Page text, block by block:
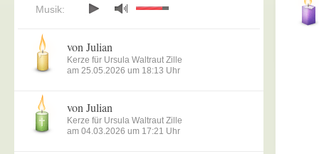
Musik:
von Julian
Kerze für Ursula Waltraut Zille
am 25.05.2026 um 18:13 Uhr
von Julian
Kerze für Ursula Waltraut Zille
am 04.03.2026 um 17:21 Uhr